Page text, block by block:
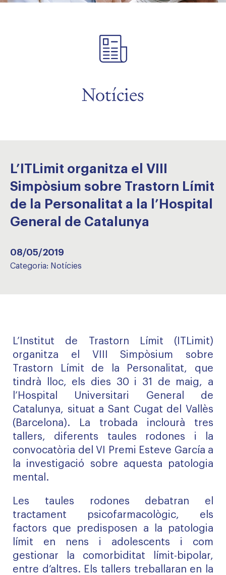
Notícies
L’ITLimit organitza el VIII
Simpòsium sobre Trastorn Límit
de la Personalitat a la l’Hospital
General de Catalunya
08/05/2019
Categoria: Notícies
L’Institut de Trastorn Límit (ITLimit)
organitza el VIII Simpòsium sobre
Trastorn Límit de la Personalitat, que
tindrà lloc, els dies 30 i 31 de maig, a
l’Hospital Universitari General de
Catalunya, situat a Sant Cugat del Vallès
(Barcelona). La trobada inclourà tres
tallers, diferents taules rodones i la
convocatòria del VI Premi Esteve García a
la investigació sobre aquesta patologia
mental.
Les taules rodones debatran el
tractament psicofarmacològic, els
factors que predisposen a la patologia
límit en nens i adolescents i com
gestionar la comorbiditat límit-bipolar,
entre d’altres. Els tallers treballaran en la